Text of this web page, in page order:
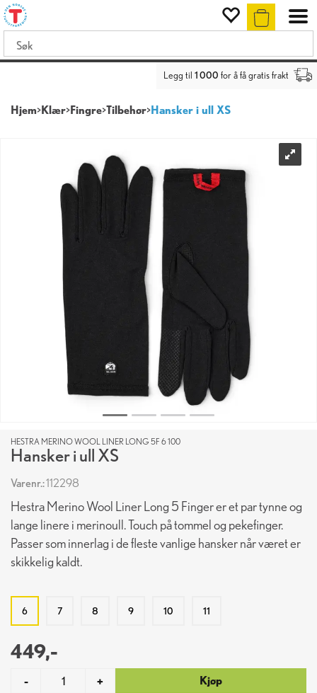
Legg til 1 000 for å få gratis frakt
Hjem>Klær>Fingre>Tilbehør>Hansker i ull XS
HESTRA MERINO WOOL LINER LONG 5F 6 100
Hansker i ull XS
Varenr.:112298
Hestra Merino Wool Liner Long 5 Finger er et par tynne og
lange linere i merinoull. Touch på tommel og pekefinger.
Passer som innerlag i de fleste vanlige hansker når været er
skikkelig kaldt.
6 7 8 9 10 11
449,-
- + Kjøp